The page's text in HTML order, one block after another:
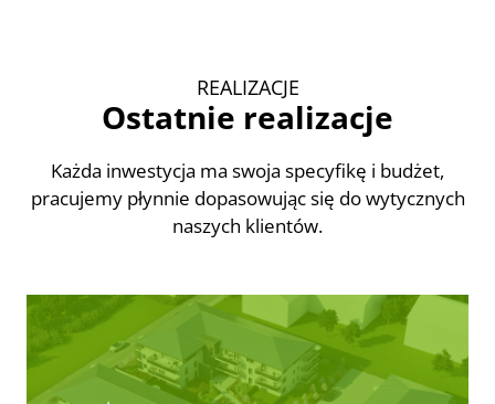
REALIZACJE
Ostatnie realizacje
Każda inwestycja ma swoja specyfikę i budżet,
pracujemy płynnie dopasowując się do wytycznych
naszych klientów.